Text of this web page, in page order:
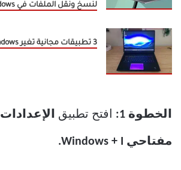
لنسخ ونقل الملفات في Windows
3 تطبيقات مجانية تغير Windows تمامًا
الخطوة 1: افتح تطبيق الإعدادات
مفتاحي Windows + I.